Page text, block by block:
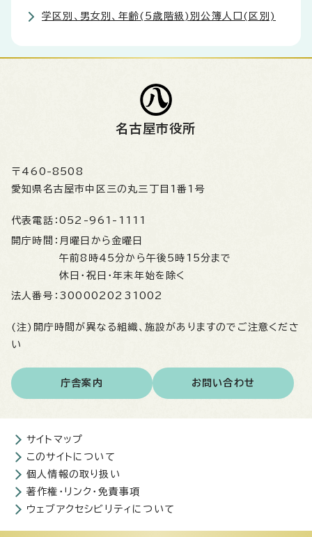
学区別、男女別、年齢(5歳階級)別公簿人口(区別)
名古屋市役所
〒460-8508
愛知県名古屋市中区三の丸三丁目1番1号
代表電話： 052-961-1111
開庁時間： 月曜日から金曜日
午前8時45分から午後5時15分まで
休日・祝日・年末年始を除く
法人番号： 3000020231002
(注)開庁時間が異なる組織、施設がありますのでご注意くださ
い
庁舎案内 お問い合わせ
サイトマップ
このサイトについて
個人情報の取り扱い
著作権・リンク・免責事項
ウェブアクセシビリティについて